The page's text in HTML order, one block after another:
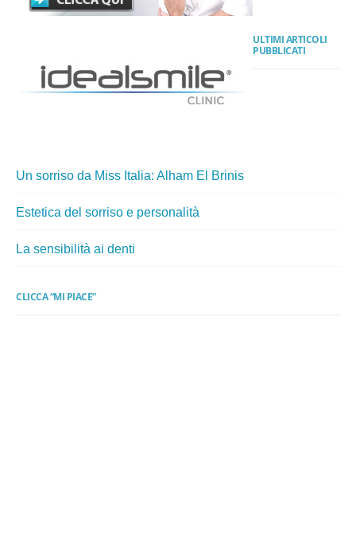
ULTIMI ARTICOLI
PUBBLICATI
Un sorriso da Miss Italia: Alham El Brinis
Estetica del sorriso e personalità
La sensibilità ai denti
CLICCA “MI PIACE”